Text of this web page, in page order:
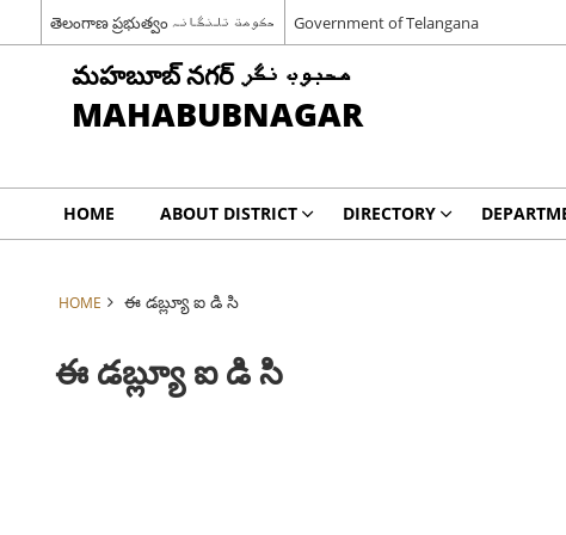
తెలంగాణ ప్రభుత్వం حکومت تلنگانہ Government of Telangana
మహబూబ్ నగర్ محبوب نگر
MAHABUBNAGAR
HOME ABOUT DISTRICT DIRECTORY
HOME ఈ డబ్ల్యూ ఐ డి సి
ఈ డబ్ల్యూ ఐ డి సి